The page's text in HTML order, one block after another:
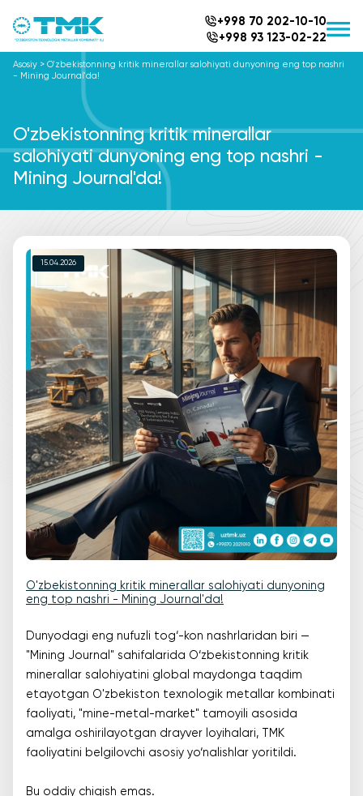
+998 70 202-10-10
+998 93 123-02-22
Asosiy > O'zbekistonning kritik minerallar salohiyati dunyoning eng top nashri
- Mining Journal'da!
O'zbekistonning kritik minerallar
salohiyati dunyoning eng top nashri -
Mining Journal'da!
15.04.2026
O'zbekistonning kritik minerallar salohiyati dunyoning
eng top nashri - Mining Journal'da!
Dunyodagi eng nufuzli tog‘-kon nashrlaridan biri —
"Mining Journal" sahifalarida O‘zbekistonning kritik
minerallar salohiyatini global maydonga taqdim
etayotgan O'zbekiston texnologik metallar kombinati
faoliyati, "mine-metal-market" tamoyili asosida
amalga oshirilayotgan drayver loyihalari, TMK
faoliyatini belgilovchi asosiy yo‘nalishlar yoritildi.
Bu oddiy chiqish emas.